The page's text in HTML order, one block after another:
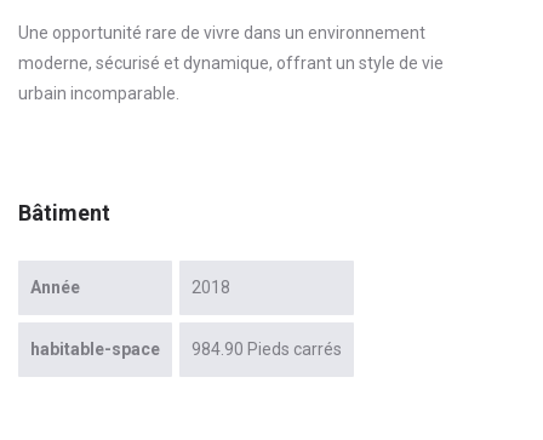
Une opportunité rare de vivre dans un environnement
moderne, sécurisé et dynamique, offrant un style de vie
urbain incomparable.
Bâtiment
Année 2018
habitable-space 984.90 Pieds carrés